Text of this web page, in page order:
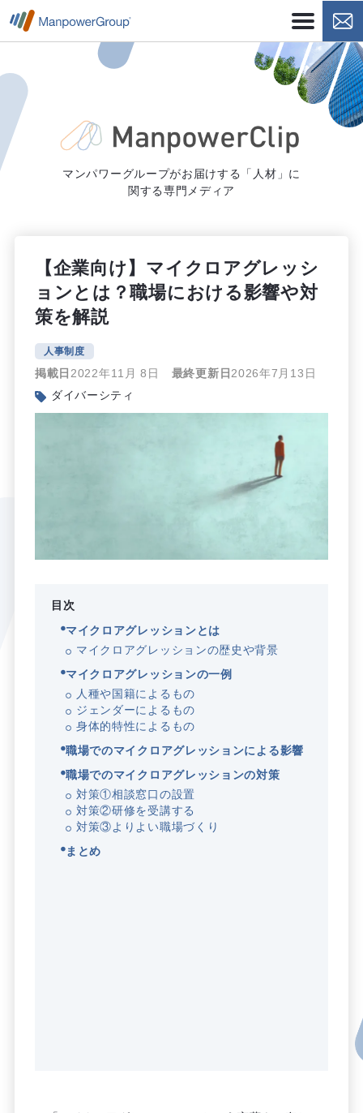
マンパワーグループがお届けする「人材」に
関する専門メディア
【企業向け】マイクロアグレッシ
ョンとは？職場における影響や対
策を解説
人事制度
掲載日 2022年11月 8日 最終更新日 2026年7月13日
ダイバーシティ
目次
マイクロアグレッションとは
マイクロアグレッションの歴史や背景
マイクロアグレッションの一例
人種や国籍によるもの
ジェンダーによるもの
身体的特性によるもの
職場でのマイクロアグレッションによる影響
職場でのマイクロアグレッションの対策
対策①相談窓口の設置
対策②研修を受講する
対策③よりよい職場づくり
まとめ